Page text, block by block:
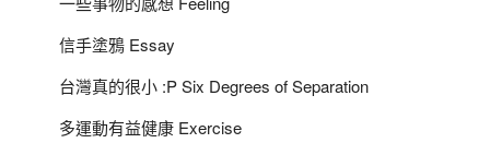
信手塗鴉 Essay
台灣真的很小 :P Six Degrees of Separation
多運動有益健康 Exercise